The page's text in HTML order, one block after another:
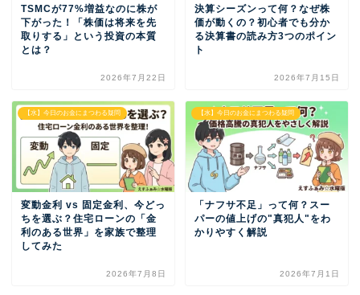
TSMCが77%増益なのに株が
下がった！「株価は将来を先
取りする」という投資の本質
とは？
2026年7月22日
決算シーズンって何？なぜ株
価が動くの？初心者でも分か
る決算書の読み方3つのポイン
ト
2026年7月15日
【水】今日のお金にまつわる疑問
変動金利 vs 固定金利、今どっ
ちを選ぶ？住宅ローンの「金
利のある世界」を家族で整理
してみた
2026年7月8日
【水】今日のお金にまつわる疑問
「ナフサ不足」って何？スー
パーの値上げの"真犯人"をわ
かりやすく解説
2026年7月1日